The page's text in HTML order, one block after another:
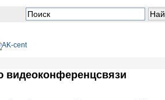
видеоконференцсвязи